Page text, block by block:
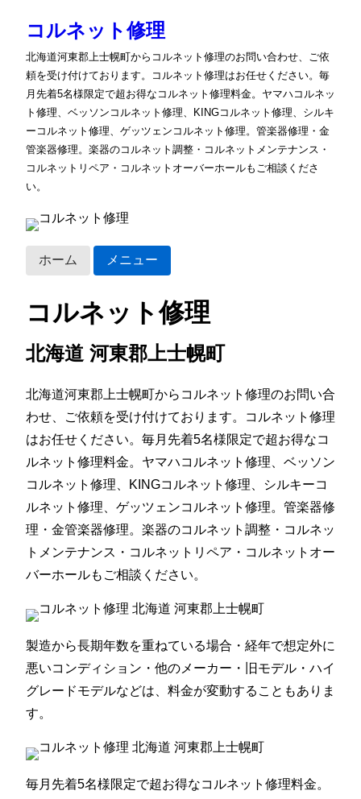
コルネット修理
北海道河東郡上士幌町からコルネット修理のお問い合わせ、ご依
頼を受け付けております。コルネット修理はお任せください。毎
月先着5名様限定で超お得なコルネット修理料金。ヤマハコルネッ
ト修理、ベッソンコルネット修理、KINGコルネット修理、シルキ
ーコルネット修理、ゲッツェンコルネット修理。管楽器修理・金
管楽器修理。楽器のコルネット調整・コルネットメンテナンス・
コルネットリペア・コルネットオーバーホールもご相談くださ
い。
ホーム メニュー
コルネット修理
北海道 河東郡上士幌町
北海道河東郡上士幌町からコルネット修理のお問い合
わせ、ご依頼を受け付けております。コルネット修理
はお任せください。毎月先着5名様限定で超お得なコ
ルネット修理料金。ヤマハコルネット修理、ベッソン
コルネット修理、KINGコルネット修理、シルキーコ
ルネット修理、ゲッツェンコルネット修理。管楽器修
理・金管楽器修理。楽器のコルネット調整・コルネッ
トメンテナンス・コルネットリペア・コルネットオー
バーホールもご相談ください。
製造から長期年数を重ねている場合・経年で想定外に
悪いコンディション・他のメーカー・旧モデル・ハイ
グレードモデルなどは、料金が変動することもありま
す。
毎月先着5名様限定で超お得なコルネット修理料金。